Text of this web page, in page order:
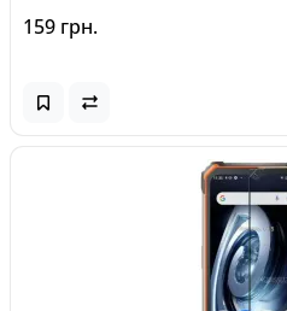
159 грн.